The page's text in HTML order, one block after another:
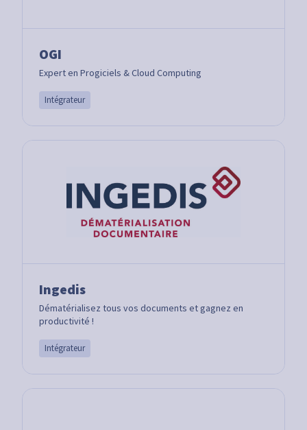
OGI
Expert en Progiciels & Cloud Computing
Intégrateur
Ingedis
Dématérialisez tous vos documents et gagnez en
productivité !
Intégrateur